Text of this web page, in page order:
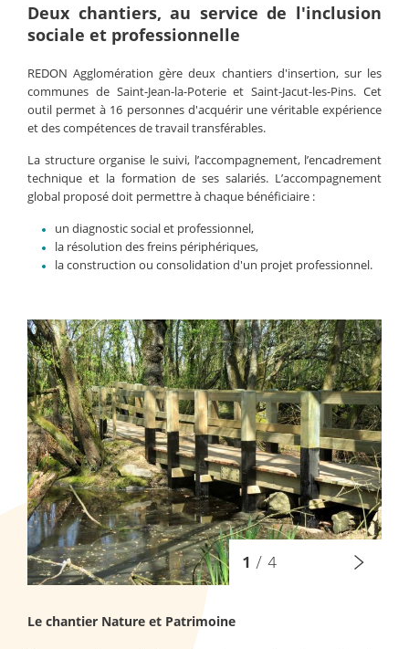
Deux chantiers, au service de l'inclusion
sociale et professionnelle
REDON Agglomération gère deux chantiers d'insertion, sur les
communes de Saint-Jean-la-Poterie et Saint-Jacut-les-Pins. Cet
outil permet à 16 personnes d'acquérir une véritable expérience
et des compétences de travail transférables.
La structure organise le suivi, l’accompagnement, l’encadrement
technique et la formation de ses salariés. L’accompagnement
global proposé doit permettre à chaque bénéficiaire :
un diagnostic social et professionnel,
la résolution des freins périphériques,
la construction ou consolidation d'un projet professionnel.
1 / 4
Le chantier Nature et Patrimoine